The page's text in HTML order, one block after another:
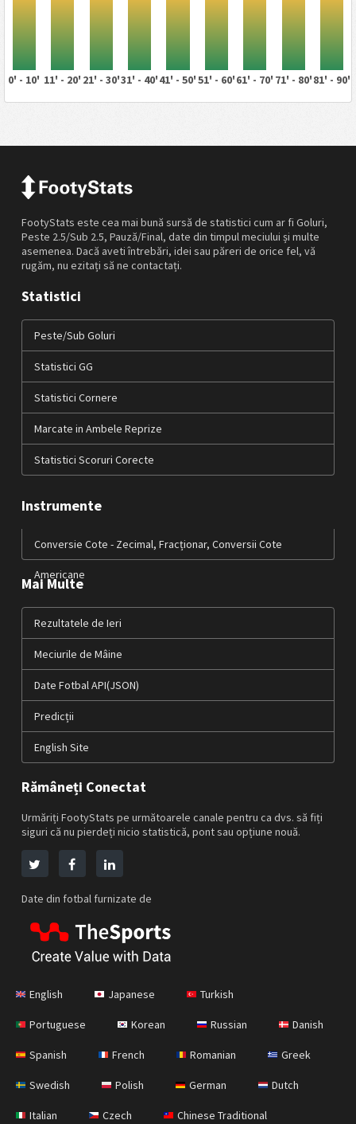
0' - 10' 11' - 20' 21' - 30'31' - 40'41' - 50'51' - 60'61' - 70' 71' - 80'81' - 90'
FootyStats este cea mai bună sursă de statistici cum ar fi Goluri,
Peste 2.5/Sub 2.5, Pauză/Final, date din timpul meciului și multe
asemenea. Dacă aveti întrebări, idei sau păreri de orice fel, vă
rugăm, nu ezitați să ne contactați.
Statistici
Peste/Sub Goluri
Statistici GG
Statistici Cornere
Marcate in Ambele Reprize
Statistici Scoruri Corecte
Instrumente
Conversie Cote - Zecimal, Fracționar, Conversii Cote
Americane
Mai Multe
Rezultatele de Ieri
Meciurile de Mâine
Date Fotbal API(JSON)
Predicții
English Site
Rămâneți Conectat
Urmăriți FootyStats pe următoarele canale pentru ca dvs. să fiți
siguri că nu pierdeți nicio statistică, pont sau opțiune nouă.
Date din fotbal furnizate de
English Japanese Turkish
Portuguese Korean Russian Danish
Spanish French Romanian Greek
Swedish Polish German Dutch
Italian Czech Chinese Traditional